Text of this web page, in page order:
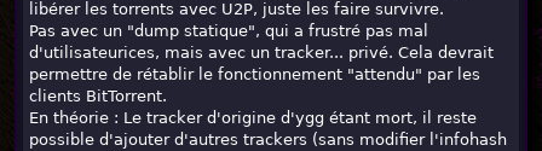
libérer les torrents avec U2P, juste les faire survivre.
Pas avec un "dump statique", qui a frustré pas mal
d'utilisateurices, mais avec un tracker... privé. Cela devrait
permettre de rétablir le fonctionnement "attendu" par les
clients BitTorrent.
En théorie : Le tracker d'origine d'ygg étant mort, il reste
possible d'ajouter d'autres trackers (sans modifier l'infohash